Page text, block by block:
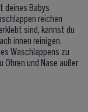
deines Babys
reichen
sind, kannst du
innen reinigen.
Waschlappens zu
und Nase außer